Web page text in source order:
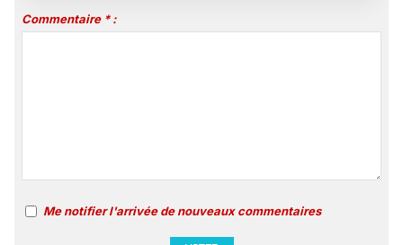
Commentaire * :
Me notifier l'arrivée de nouveaux commentaires